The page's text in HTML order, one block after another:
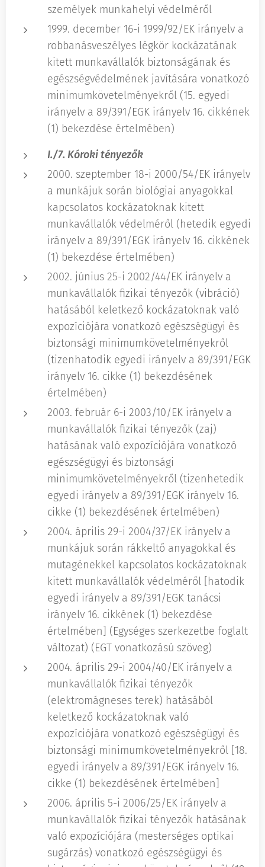
személyek munkahelyi védelméről
1999. december 16-i 1999/92/EK irányelv a
robbanásveszélyes légkör kockázatának
kitett munkavállalók biztonságának és
egészségvédelmének javítására vonatkozó
minimumkövetelményekről (15. egyedi
irányelv a 89/391/EGK irányelv 16. cikkének
(1) bekezdése értelmében)
I./7. Kóroki tényezők
2000. szeptember 18-i 2000/54/EK irányelv
a munkájuk során biológiai anyagokkal
kapcsolatos kockázatoknak kitett
munkavállalók védelméről (hetedik egyedi
irányelv a 89/391/EGK irányelv 16. cikkének
(1) bekezdése értelmében)
2002. június 25-i 2002/44/EK irányelv a
munkavállalók fizikai tényezők (vibráció)
hatásából keletkező kockázatoknak való
expozíciójára vonatkozó egészségügyi és
biztonsági minimumkövetelményekről
(tizenhatodik egyedi irányelv a 89/391/EGK
irányelv 16. cikke (1) bekezdésének
értelmében)
2003. február 6-i 2003/10/EK irányelv a
munkavállalók fizikai tényezők (zaj)
hatásának való expozíciójára vonatkozó
egészségügyi és biztonsági
minimumkövetelményekről (tizenhetedik
egyedi irányelv a 89/391/EGK irányelv 16.
cikke (1) bekezdésének értelmében)
2004. április 29-i 2004/37/EK irányelv a
munkájuk során rákkeltő anyagokkal és
mutagénekkel kapcsolatos kockázatoknak
kitett munkavállalók védelméről [hatodik
egyedi irányelv a 89/391/EGK tanácsi
irányelv 16. cikkének (1) bekezdése
értelmében] (Egységes szerkezetbe foglalt
változat) (EGT vonatkozású szöveg)
2004. április 29-i 2004/40/EK irányelv a
munkavállalók fizikai tényezők
(elektromágneses terek) hatásából
keletkező kockázatoknak való
expozíciójára vonatkozó egészségügyi és
biztonsági minimumkövetelményekről [18.
egyedi irányelv a 89/391/EGK irányelv 16.
cikke (1) bekezdésének értelmében]
2006. április 5-i 2006/25/EK irányelv a
munkavállalók fizikai tényezők hatásának
való expozíciójára (mesterséges optikai
sugárzás) vonatkozó egészségügyi és